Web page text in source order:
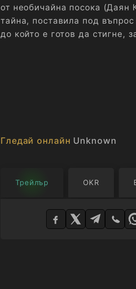
от необичайна посока (Даян
тайна, поставила под
до който е готов да стигне,
Гледай онлайн Unknown
Трейлър OKR